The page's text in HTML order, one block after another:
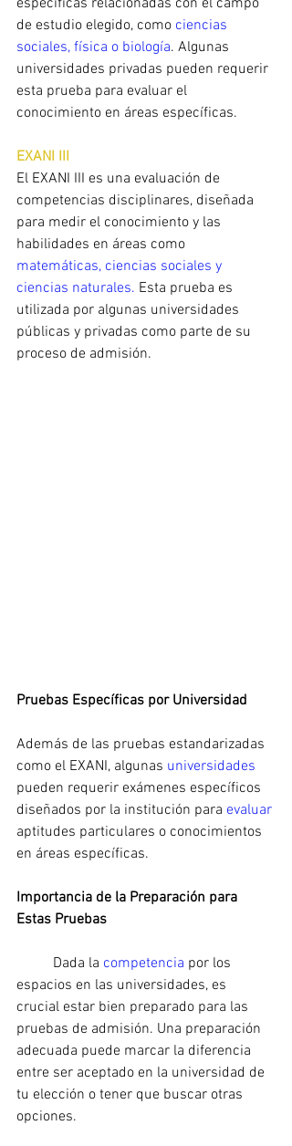
de estudio elegido, como ciencias
sociales, física o biología. Algunas
universidades privadas pueden requerir
esta prueba para evaluar el
conocimiento en áreas específicas.
EXANI III
El EXANI III es una evaluación de
competencias disciplinares, diseñada
para medir el conocimiento y las
habilidades en áreas como
matemáticas, ciencias sociales y
ciencias naturales. Esta prueba es
utilizada por algunas universidades
públicas y privadas como parte de su
proceso de admisión.
Pruebas Específicas por Universidad
Además de las pruebas estandarizadas
como el EXANI, algunas universidades
pueden requerir exámenes específicos
diseñados por la institución para evaluar
aptitudes particulares o conocimientos
en áreas específicas.
Importancia de la Preparación para
Estas Pruebas
	Dada la
competencia por los
espacios en las universidades, es
crucial estar bien preparado para las
pruebas de admisión. Una preparación
adecuada puede marcar la diferencia
entre ser aceptado en la universidad de
tu elección o tener que buscar otras
opciones.